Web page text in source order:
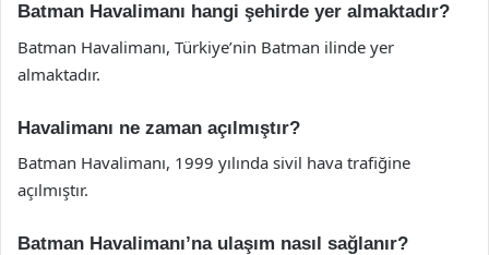
Batman Havalimanı hangi şehirde yer almaktadır?
Batman Havalimanı, Türkiye’nin Batman ilinde yer
almaktadır.
Havalimanı ne zaman açılmıştır?
Batman Havalimanı, 1999 yılında sivil hava trafiğine
açılmıştır.
Batman Havalimanı’na ulaşım nasıl sağlanır?